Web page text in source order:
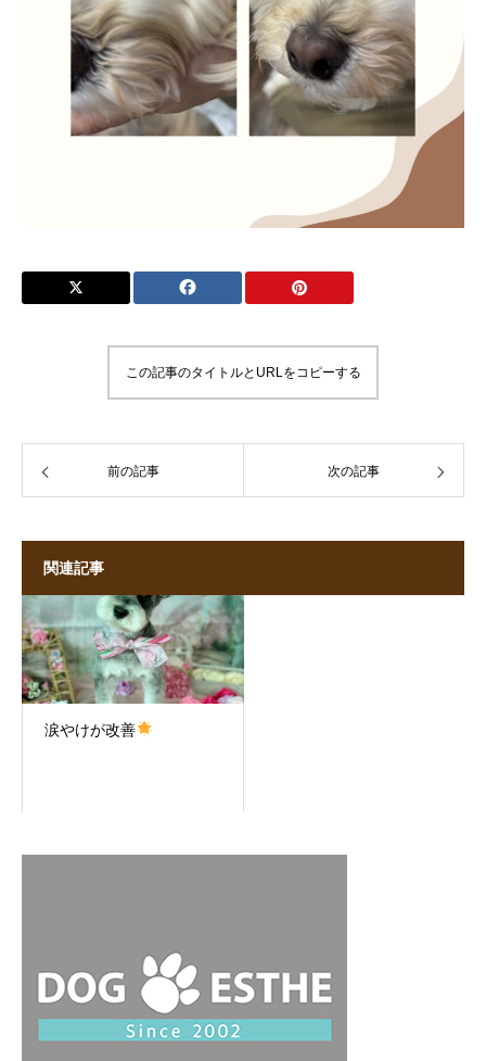
この記事のタイトルとURLをコピーする
前の記事 次の記事
関連記事
涙やけが改善